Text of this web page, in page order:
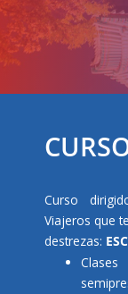
Curso
Viajeros que
destrezas: